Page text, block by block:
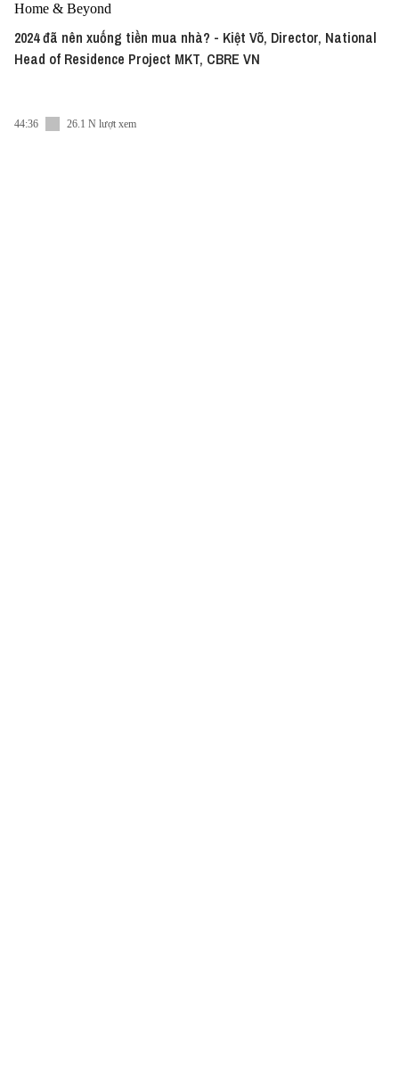
Home & Beyond
2024 đã nên xuống tiền mua nhà? - Kiệt Võ, Director, National
Head of Residence Project MKT, CBRE VN
44:36 26.1 N lượt xem